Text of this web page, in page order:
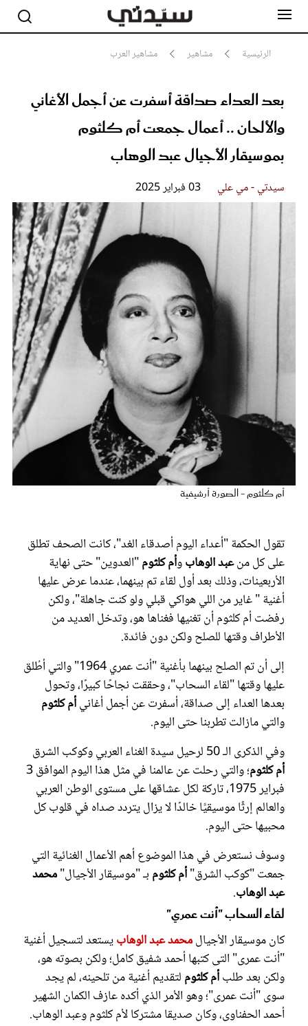
الرئيسية مشاهير مشاهير العرب
بعد العداء صداقة أسفرت عن أجمل الأغاني
والألحان .. أعمال جمعت أم كلثوم
بموسيقار الأجيال عبد الوهاب
سيدتي - مي علي 03 فبراير 2025
أم كلثوم - الصورة أرشيفية
تقول الحكمة "أعداء اليوم أصدقاء الغد"، كانت الصحف تطلق
على كل منعبد الوهابوأم كلثوم"العدوين" حتى نهاية
الأربعينات، وذلك بعد أول لقاء تم بينهما، عندما عرض عليها
أغنية " غاير من اللي هواكي قبلي ولو كنت جاهلة"، ولكن
رفضت أم كلثوم أن تغنيها فغناها هو، وتدخل العديد من
الأطراف وقتها للصلح ولكن دون فائدة.
إلى أن تم الصلح بينهما بأغنية "أنت عمري 1964" والتي أطُلق
عليها وقتها "لقاء السحاب"، وحققت نجاحًا كبيرًا، وتحول
بعدها العداء إلى صداقة، أسفرت عن أجمل أغانيأم كلثوم
والتي مازالت تطربنا حتى اليوم.
وفي الذكرى الـ 50 لرحيل سيدة الغناء العربي وكوكب الشرق
أم كلثوم
؛ والتي رحلت عن عالمنا في مثل هذا اليوم الموافق 3
فبراير 1975، تاركة لكل عشاقها على مستوى الوطن العربي
والعالم إرثًا موسيقيًّا خالدًا لا يزال يتردد صداه في قلوب كل
محبيها حتى اليوم.
وسوف نستعرض في هذا الموضوع أهم الأعمال الغنائية التي
جمعت "كوكب الشرق"أم كلثوم بـ "موسيقار الأجيال"محمد
عبد الوهاب.
لقاء السحاب "أنت عمري"
كان موسيقار الأجيالمحمد عبد الوهابيستعد لتسجيل أغنية
"أنت عمرى" التى كتبها أحمد شفيق كامل؛ ولكن بصوته هو،
ولكن بعد طلبأم كلثوم لتقديم أغنية من تلحينه، لم يجد
سوى "أنت عمرى"؛ وهو الأمر الذي أكده عازف الكمان الشهير
أحمد الحفناوى، وكان صديقا مشتركا لأم كلثوم وعبد الوهاب.
مشاهير
أناقة
جمال
سيدتي وطفلك
بلس+
فيديو
مطبخ سيدتي
مقالات الرأي
ستايل
تقارير
عروس سيدتي
غلاف رفمي